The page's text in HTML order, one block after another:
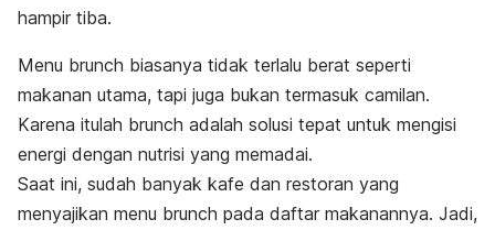
hampir tiba.
Menu brunch biasanya tidak terlalu berat seperti
makanan utama, tapi juga bukan termasuk camilan.
Karena itulah brunch adalah solusi tepat untuk mengisi
energi dengan nutrisi yang memadai.
Saat ini, sudah banyak kafe dan restoran yang
menyajikan menu brunch pada daftar makanannya. Jadi,